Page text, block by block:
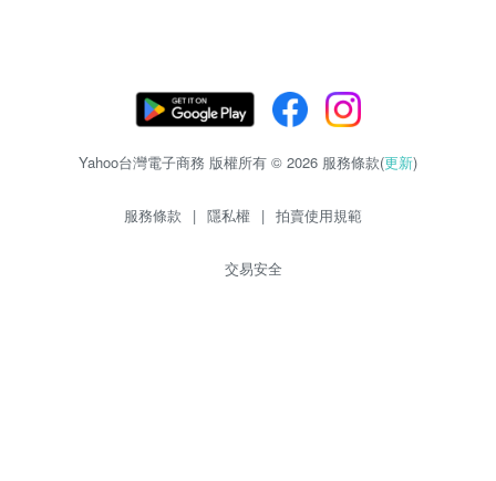
Yahoo台灣電子商務 版權所有 © 2026 服務條款(更新)
服務條款 | 隱私權 | 拍賣使用規範
交易安全